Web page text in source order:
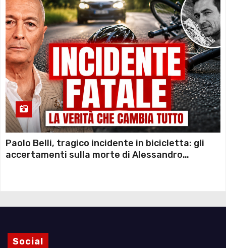
Paolo Belli, tragico incidente in bicicletta: gli
accertamenti sulla morte di Alessandro
Social